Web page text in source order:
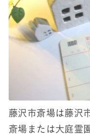
藤沢市斎場は藤沢
斎場または大庭霊